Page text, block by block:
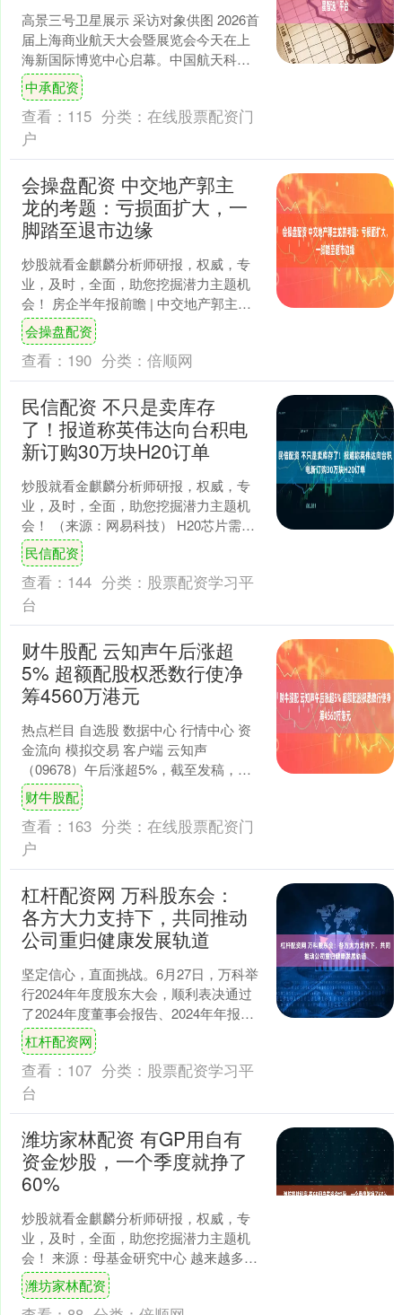
高景三号卫星展示 采访对象供图 2026首
届上海商业航天大会暨展览会今天在上
海新国际博览中心启幕。中国航天科技
集团上海航天技术研究院首次以规模
化、体系化的形式，....
中承配资
查看： 115 分类： 在线股票配资门
户
会操盘配资 中交地产郭主
龙的考题：亏损面扩大，一
脚踏至退市边缘
炒股就看金麒麟分析师研报，权威，专
业，及时，全面，助您挖掘潜力主题机
会！ 房企半年报前瞻 | 中交地产郭主龙
的考题：亏损面扩大，一脚踏至退市边
缘 来源：北京商报....
会操盘配资
查看： 190 分类： 倍顺网
民信配资 不只是卖库存
了！报道称英伟达向台积电
新订购30万块H20订单
炒股就看金麒麟分析师研报，权威，专
业，及时，全面，助您挖掘潜力主题机
会！ （来源：网易科技） H20芯片需求
强劲，英伟达改变此前仅依赖现有库存
的策略，转而增加新....
民信配资
查看： 144 分类： 股票配资学习平
台
财牛股配 云知声午后涨超
5% 超额配股权悉数行使净
筹4560万港元
热点栏目 自选股 数据中心 行情中心 资
金流向 模拟交易 客户端 云知声
（09678）午后涨超5%，截至发稿，股
价上涨4.82%，报554港元，成交额
2416.....
财牛股配
查看： 163 分类： 在线股票配资门
户
杠杆配资网 万科股东会：
各方大力支持下，共同推动
公司重归健康发展轨道
坚定信心，直面挑战。6月27日，万科举
行2024年年度股东大会，顺利表决通过
了2024年度董事会报告、2024年年报等
议案。2024年，面对多重风险挑战，万
科实....
杠杆配资网
查看： 107 分类： 股票配资学习平
台
潍坊家林配资 有GP用自有
资金炒股，一个季度就挣了
60%
炒股就看金麒麟分析师研报，权威，专
业，及时，全面，助您挖掘潜力主题机
会！ 来源：母基金研究中心 越来越多一
级市场的机构，正在加大对二级市场的
关注度。 “我们去年....
潍坊家林配资